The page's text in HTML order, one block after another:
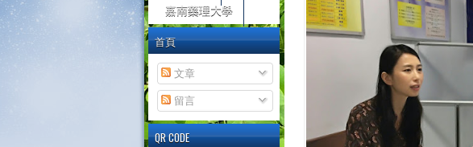
嘉南藥理大學
首頁
文章
留言
QR CODE